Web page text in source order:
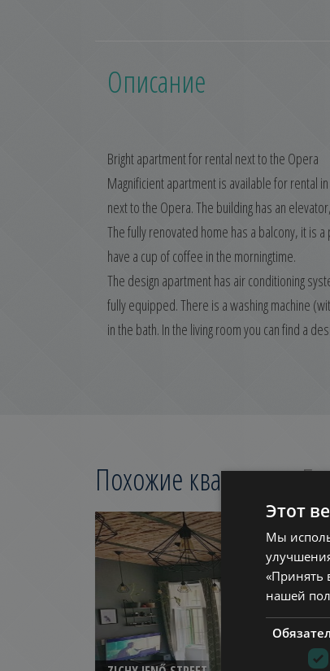
Описание
Bright apartment for rental next to the Opera
Magnificient apartment is available for rental
next to the Opera. The building has an
The fully renovated home has a balcony, it is
have a cup of coffee in the morningtime.
The design apartment has air conditioning
fully equipped. There is a washing machine
in the bath. In the living room you can find a
Похожие квартиры в
ДОБАВИТЬ
Этот
Мы
«Принять
нашей